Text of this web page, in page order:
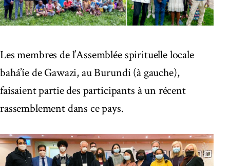
Les membres de l’Assemblée spirituelle locale
bahá’íe de Gawazi, au Burundi (à gauche),
faisaient partie des participants à un récent
rassemblement dans ce pays.